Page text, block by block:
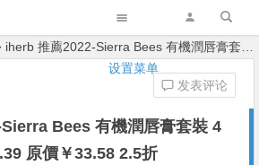
设置菜单
iherb 推薦2022-Sierra Bees 有機潤唇膏套裝 4支 冬季必備 ￥8.39 原價￥33.58 2.5折
Bees 有機潤唇膏套裝 4
原價￥33.58 2.5折
发表评论